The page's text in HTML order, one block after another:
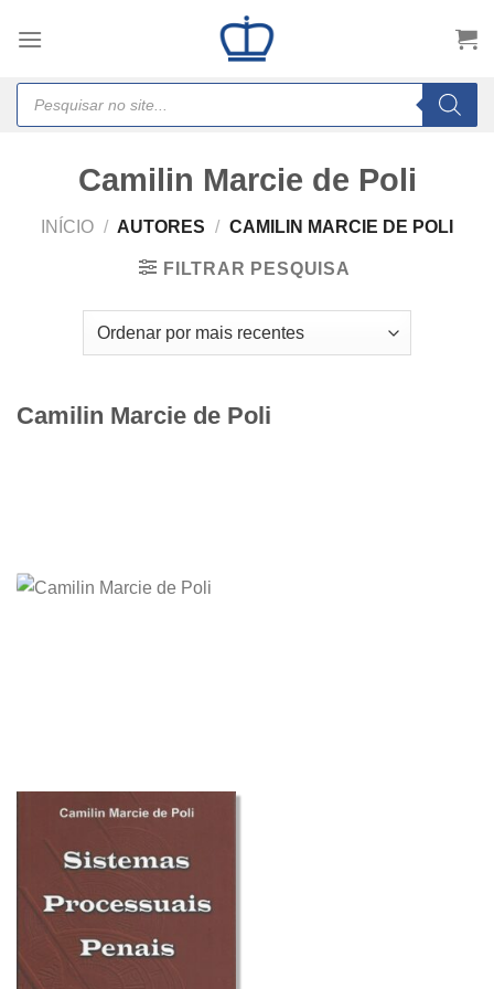
Products
search
Camilin Marcie de Poli
INÍCIO / AUTORES / CAMILIN MARCIE DE POLI
FILTRAR PESQUISA
Camilin Marcie de Poli